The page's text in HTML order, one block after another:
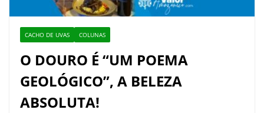
CACHO DE UVAS COLUNAS
O DOURO É “UM POEMA
GEOLÓGICO”, A BELEZA
ABSOLUTA!